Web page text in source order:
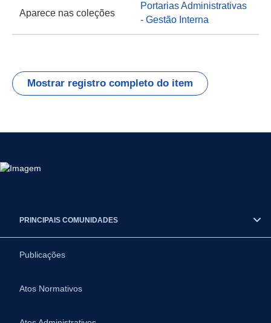
Aparece nas coleções
Portarias Administrativas
- Gestão Interna
Mostrar registro completo do item
PRINCIPAIS COMUNIDADES
Publicações
Atos Normativos